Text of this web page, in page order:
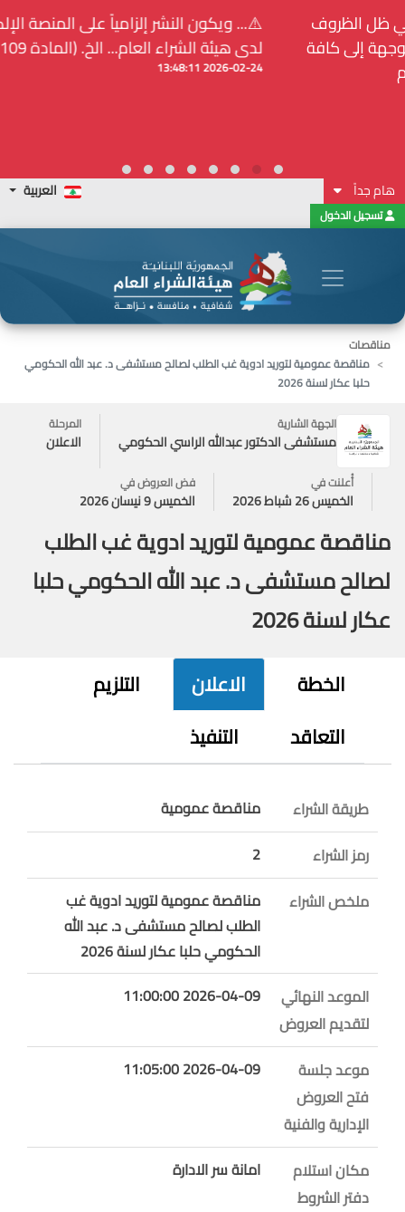
⚠️... ويكون النشر إلزامياً على المنصة الإلكترونيّة المركزيّة
لدى هيئة الشراء العام... الخ. (المادة 109 : الشفافية)
هام جداً العربية
تسجيل الدخول
مناقصات
مناقصة عمومية لتوريد ادوية غب الطلب لصالح مستشفى د. عبد الله الحكومي
حلبا عكار لسنة 2026
الجهة الشارية
مستشفى الدكتور عبدالله الراسي الحكومي
المرحلة
الاعلان
أُعلنت في
الخميس 26 شباط 2026
فض العروض في
الخميس 9 نيسان 2026
مناقصة عمومية لتوريد ادوية غب الطلب
لصالح مستشفى د. عبد الله الحكومي حلبا
عكار لسنة 2026
الخطة الاعلان
التلزيم
التعاقد
التنفيذ
طريقة الشراء
مناقصة عمومية
رمز الشراء
2
ملخص الشراء
مناقصة عمومية لتوريد ادوية غب
الطلب لصالح مستشفى د. عبد الله
الحكومي حلبا عكار لسنة 2026
الموعد النهائي
لتقديم العروض
2026-04-09 11:00:00
موعد جلسة
فتح العروض
الإدارية والفنية
2026-04-09 11:05:00
مكان استلام
دفتر الشروط
امانة سر الادارة